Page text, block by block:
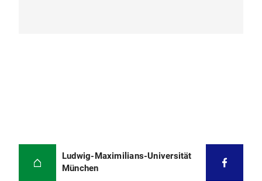
Ludwig-Maximilians-Universität
München